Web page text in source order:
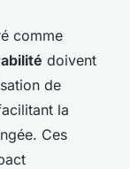
comme
doivent
de
la
Ces